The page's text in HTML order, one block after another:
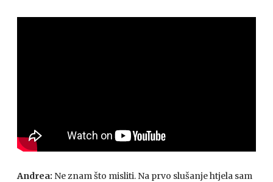
Andrea: Ne znam što misliti. Na prvo slušanje htjela sam